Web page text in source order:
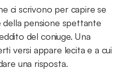
ci scrivono per capire se
della pensione spettante
del coniuge. Una
versi appare lecita e a cui
una risposta.